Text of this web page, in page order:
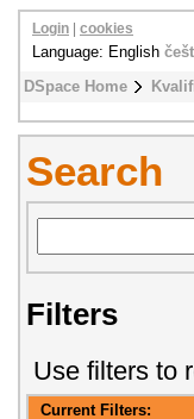
DSpace Home
Login cookies
Language: English
Search
Filters
Use filters to
Current Filters: